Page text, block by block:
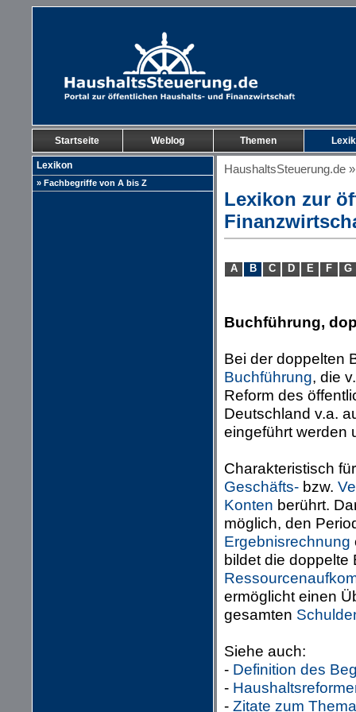
Startseite Weblog Themen
Lexikon
» Fachbegriffe von A bis Z
HaushaltsSteuerung.de
Lexikon zur
A B C D E F G
Buchführung,
Bei der doppelten
Buchführung, die
Reform des
Deutschland v.a.
eingeführt werden
Charakteristisch
Geschäfts- bzw.
Konten berührt.
möglich, den
Ergebnisrechnung
bildet die
ermöglicht einen
gesamten
Siehe auch:
- Definition des
-
- Zitate zum